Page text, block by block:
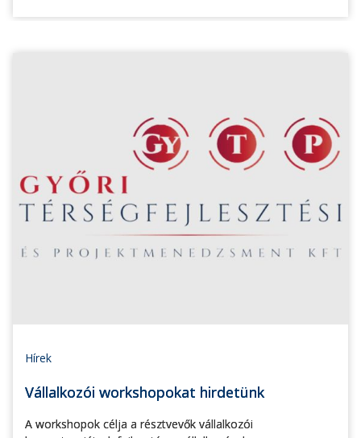
Hírek
Vállalkozói workshopokat hirdetünk
A workshopok célja a résztvevők vállalkozói